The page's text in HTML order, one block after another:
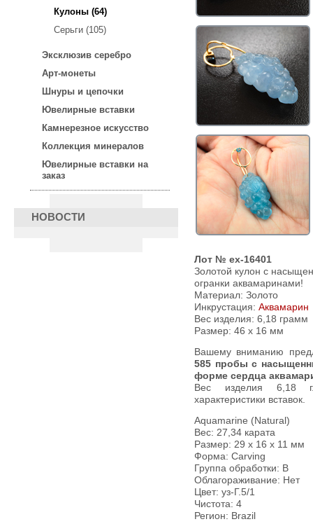
Кулоны (64)
Серьги (105)
Эксклюзив серебро
Арт-монеты
Шнуры и цепочки
Ювелирные вставки
Камнерезное искусство
Коллекция минералов
Ювелирные вставки на
заказ
НОВОСТИ
Лот № ex-16401
Золотой кулон с
огранки аквамаринами!
Материал: Золото
Инкрустация: Аквамарин
Вес изделия: 6,18 грамм
Размер: 46 х 16 мм
Вашему вниманию
585 пробы с
форме сердца
Вес изделия 6,18
характеристики вставок.
Aquamarine (Natural)
Вес: 27,34 карата
Размер: 29 х 16 х 11 мм
Форма: Carving
Группа обработки: В
Облагораживание: Нет
Цвет: уз-Г.5/1
Чистота: 4
Регион: Brazil